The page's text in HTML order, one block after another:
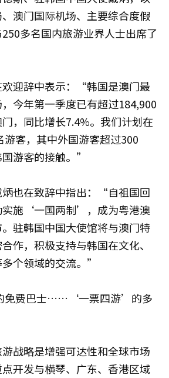
澳门国际机场、主要综合度假
多名国内旅游业界人士出席了
迎辞中表示：“韩国是澳门最
今年第一季度已有超过184,900
，同比增长7.4%。我们计划在
游客，其中外国游客超过300
游客的接触。”
也在致辞中指出：“自祖国回
实施‘一国两制’，成为粤港澳
驻韩国中国大使馆将与澳门特
作，积极支持与韩国在文化、
个领域的交流。”
免费巴士……‘一票四游’的多
战略是增强可达性和全球市场
开发与横琴、广东、香港区域